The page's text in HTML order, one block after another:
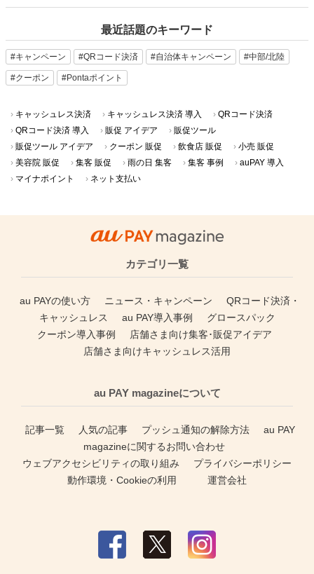
最近話題のキーワード
#キャンペーン #QRコード決済 #自治体キャンペーン #中部/北陸
#クーポン #Pontaポイント
キャッシュレス決済 キャッシュレス決済 導入
QRコード決済
QRコード決済 導入
販促 アイデア
販促ツール
販促ツール アイデア
クーポン 販促 飲食店 販促
小売 販促
美容院 販促
集客 販促 雨の日 集客 集客 事例
auPAY 導入
マイナポイント
ネット支払い
カテゴリ一覧
au PAYの使い方 ニュース・キャンペーン
QRコード決済・
キャッシュレス
au PAY導入事例
グロースパック
クーポン導入事例
店舗さま向け集客･販促アイデア
店舗さま向けキャッシュレス活用
au PAY magazineについて
記事一覧 人気の記事 プッシュ通知の解除方法
au PAY
magazineに関するお問い合わせ
ウェブアクセシビリティの取り組み
プライバシーポリシー
動作環境・Cookieの利用
運営会社